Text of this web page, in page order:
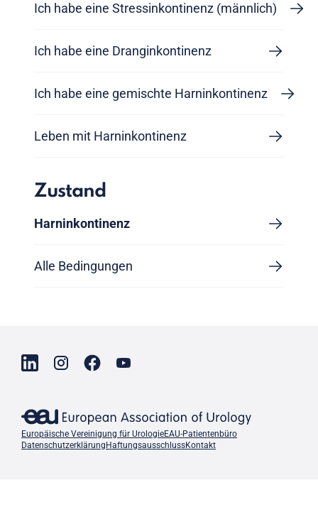
Ich habe eine Stressinkontinenz (männlich)
Ich habe eine Dranginkontinenz
Ich habe eine gemischte Harninkontinenz
Leben mit Harninkontinenz
Zustand
Harninkontinenz
Alle Bedingungen
Europäische Vereinigung für UrologieEAU-Patientenbüro
Datenschutzerklärung HaftungsausschlussKontakt